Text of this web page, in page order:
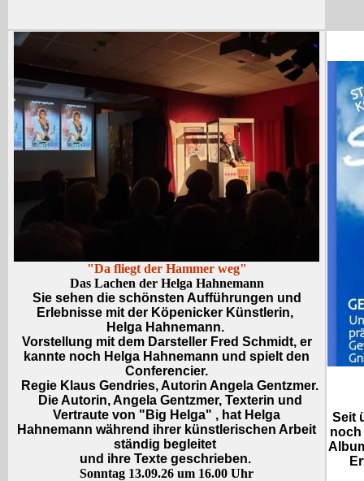
"Da fliegt der Hammer weg"
Das Lachen der Helga Hahnemann
Sie sehen die schönsten Aufführungen und
Erlebnisse mit der Köpenicker Künstlerin,
Helga Hahnemann.
Vorstellung mit dem Darsteller Fred Schmidt, er
kannte noch Helga Hahnemann und spielt den
Conferencier.
Regie Klaus Gendries, Autorin Angela Gentzmer.
Die Autorin, Angela Gentzmer, Texterin und
Vertraute von "Big Helga" , hat Helga
Hahnemann während ihrer künstlerischen Arbeit
ständig begleitet
und ihre Texte geschrieben.
Sonntag 13.09.26 um 16.00 Uhr
Seit
noch